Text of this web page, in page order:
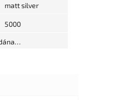
matt silver
5000